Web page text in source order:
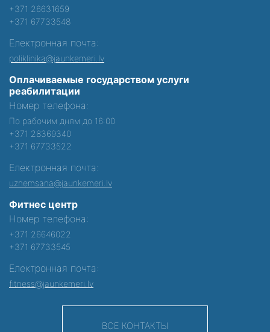
+371 26631659
+371 67733548
Електронная почта:
poliklinika@jaunkemeri.lv
Оплачиваемые государством услуги
реабилитации
Номер телефона:
По рабочим дням до 16:00
+371 28369340
+371 67733522
Електронная почта:
uznemsana@jaunkemeri.lv
Фитнес центр
Номер телефона:
+371 26646022
+371 67733545
Електронная почта:
fitness@jaunkemeri.lv
ВСЕ КОНТАКТЫ